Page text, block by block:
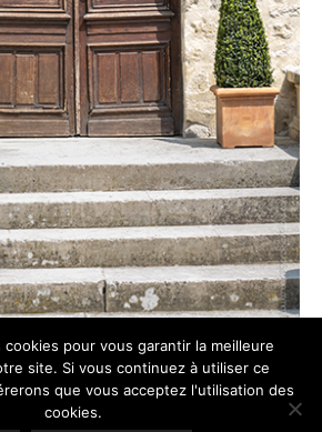
pour vous garantir la meilleure
site. Si vous continuez à utiliser ce
que vous acceptez l'utilisation des
cookies.